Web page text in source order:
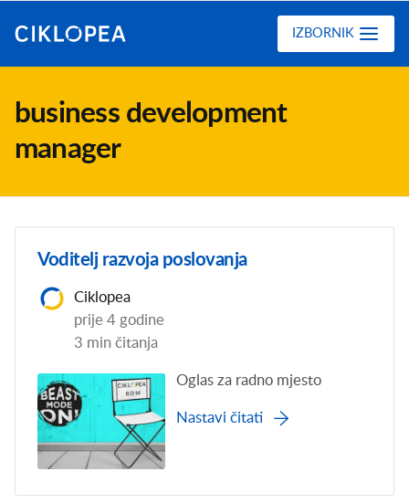
IZBORNIK
business development
manager
Voditelj razvoja poslovanja
Ciklopea
prije 4 godine
3 min čitanja
Oglas za radno mjesto
Nastavi čitati